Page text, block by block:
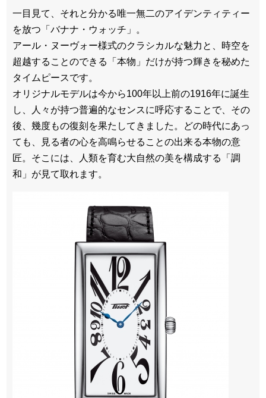
一目見て、それと分かる唯一無二のアイデンティティー
を放つ「バナナ・ウォッチ」。
アール・ヌーヴォー様式のクラシカルな魅力と、時空を
超越することのできる「本物」だけが持つ輝きを秘めた
タイムピースです。
オリジナルモデルは今から100年以上前の1916年に誕生
し、人々が持つ普遍的なセンスに呼応することで、その
後、幾度もの復刻を果たしてきました。どの時代にあっ
ても、見る者の心を高鳴らせることの出来る本物の意
匠。そこには、人類を育む大自然の美を構成する「調
和」が見て取れます。